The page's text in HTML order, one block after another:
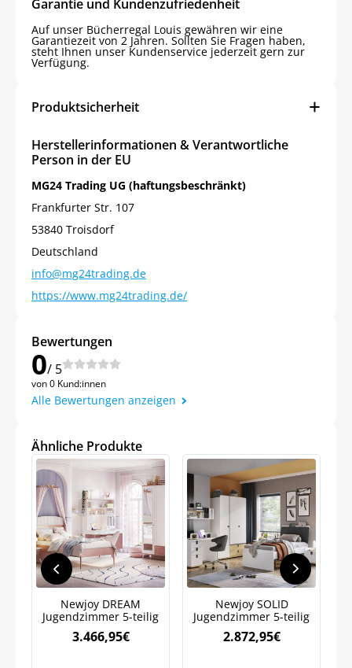
Garantie und Kundenzufriedenheit
Auf unser Bücherregal Louis gewähren wir eine
Garantiezeit von 2 Jahren. Sollten Sie Fragen haben,
steht Ihnen unser Kundenservice jederzeit gern zur
Verfügung.
Produktsicherheit
Herstellerinformationen & Verantwortliche
Person in der EU
MG24 Trading UG (haftungsbeschränkt)
Frankfurter Str. 107
53840 Troisdorf
Deutschland
info@mg24trading.de
https://www.mg24trading.de/
Bewertungen
0/ 5
von 0 Kund:innen
Alle Bewertungen anzeigen
Ähnliche Produkte
Newjoy DREAM
Jugendzimmer 5-teilig
3.466,95€
Newjoy SOLID
Jugendzimmer 5-teilig
2.872,95€
Jetzt5% Rabatt
auf Ihre erste Bestellung sichern!